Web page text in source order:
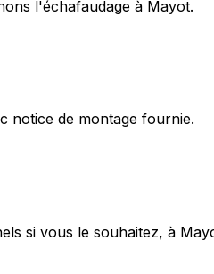
l'échafaudage à Mayot.
notice de montage fournie.
si vous le souhaitez, à